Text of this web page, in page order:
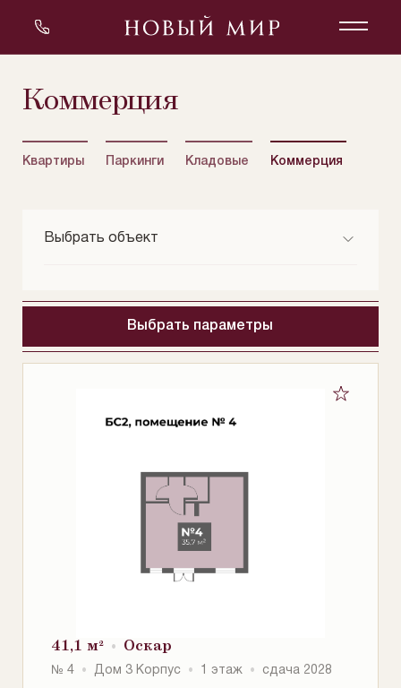
коммерция
Квартиры Паркинги Кладовые Коммерция
Выбрать объект
Нобель
Выбрать параметры
41,1 м² Оскар
№ 4 Дом 3 Корпус 1 этаж сдача 2028